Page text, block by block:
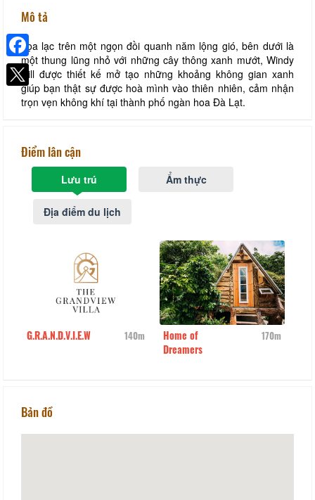
Mô tả
Tọa lạc trên một ngọn đồi quanh năm lộng gió, bên dưới là
một thung lũng nhỏ với những cây thông xanh mướt, Windy
Hill được thiết kế mở tạo những khoảng không gian xanh
giúp bạn thật sự được hoà mình vào thiên nhiên, cảm nhận
trọn vẹn không khí tại thành phố ngàn hoa Đà Lạt.
Điểm lân cận
Lưu trú Ẩm thực
Địa điểm du lịch
G.R.A.N.D.V.I.E.W 140m
Home of
Dreamers
170m
Bản đồ
Facebook